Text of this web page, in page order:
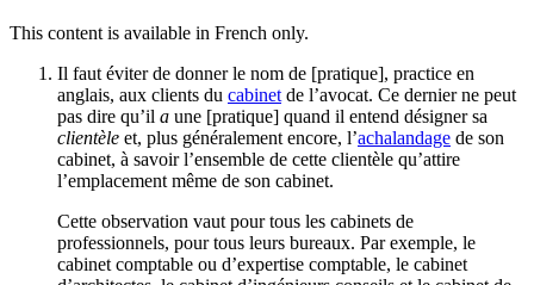
This content is available in French only.
Il faut éviter de donner le nom de [pratique], practice en
anglais, aux clients du cabinet de l’avocat. Ce dernier ne peut
pas dire qu’il a une [pratique] quand il entend désigner sa
clientèle et, plus généralement encore, l’achalandage de son
cabinet, à savoir l’ensemble de cette clientèle qu’attire
l’emplacement même de son cabinet.
Cette observation vaut pour tous les cabinets de
professionnels, pour tous leurs bureaux. Par exemple, le
cabinet comptable ou d’expertise comptable, le cabinet